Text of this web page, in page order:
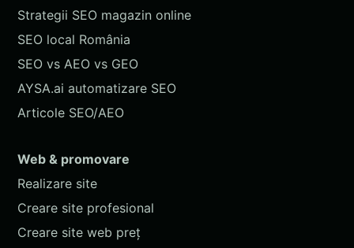
Strategii SEO magazin online
SEO local România
SEO vs AEO vs GEO
AYSA.ai automatizare SEO
Articole SEO/AEO
Web & promovare
Realizare site
Creare site profesional
Creare site web preț